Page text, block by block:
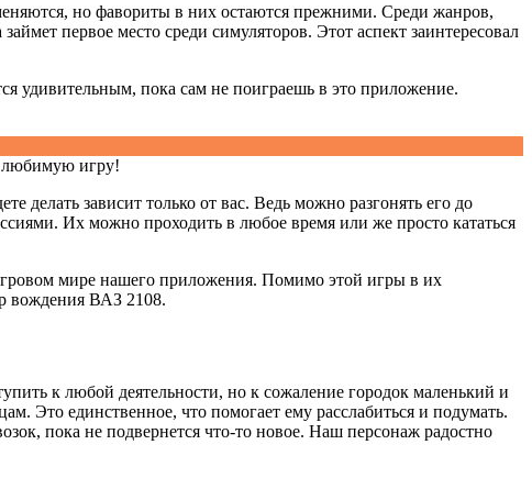
но фавориты в них остаются прежними. Среди жанров,
первое место среди симуляторов. Этот аспект заинтересовал
удивительным, пока сам не поиграешь в это приложение.
любимую игру!
делать зависит только от вас. Ведь можно разгонять его до
Их можно проходить в любое время или же просто кататься
мире нашего приложения. Помимо этой игры в их
вождения ВАЗ 2108.
к любой деятельности, но к сожаление городок маленький и
Это единственное, что помогает ему расслабиться и подумать.
пока не подвернется что-то новое. Наш персонаж радостно